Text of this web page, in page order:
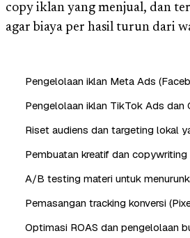
copy iklan yang menjual, dan
agar biaya per hasil turun dari
Pengelolaan iklan Meta Ads
Pengelolaan iklan TikTok Ads dan
Riset audiens dan targeting lokal
Pembuatan kreatif dan
A/B testing materi untuk
Pemasangan tracking konversi
Optimasi ROAS dan pengelolaan